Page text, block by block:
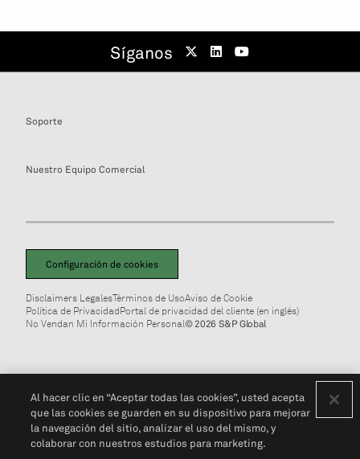
Síganos
Soporte
Nuestro Equipo Comercial
Configuración de cookies
Disclaimers LegalesTérminos de UsoAviso de Cookie
Política de PrivacidadPortal de privacidad del cliente (en inglés)
No Vendan Mi Información Personal© 2026 S&P Global
Al hacer clic en “Aceptar todas las cookies”, usted acepta
que las cookies se guarden en su dispositivo para mejorar
la navegación del sitio, analizar el uso del mismo, y
colaborar con nuestros estudios para marketing.